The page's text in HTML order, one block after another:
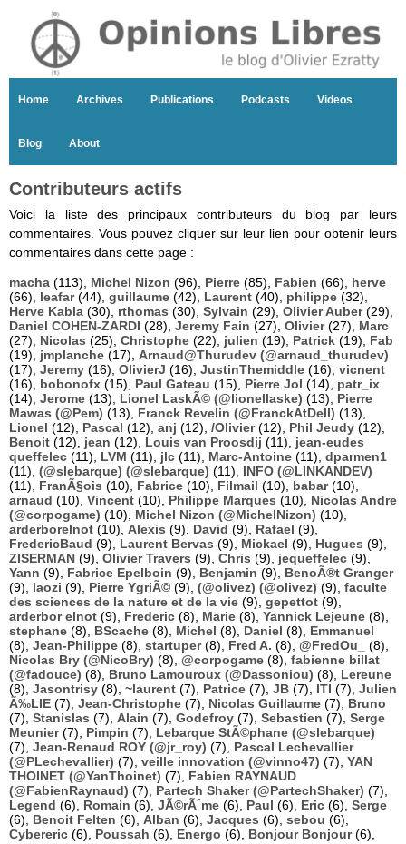
Home Archives Publications Podcasts Videos
Blog About
Contributeurs actifs
Voici la liste des principaux contributeurs du blog par leurs
commentaires. Vous pouvez cliquer sur leur lien pour obtenir leurs
commentaires dans cette page :
macha (113), Michel Nizon (96), Pierre (85), Fabien (66), herve
(66), leafar(44), guillaume (42), Laurent (40), philippe (32),
Herve Kabla (30), rthomas (30), Sylvain (29), Olivier Auber(29),
Daniel COHEN-ZARDI (28), Jeremy Fain (27), Olivier(27), Marc
(27), Nicolas (25), Christophe (22), julien (19), Patrick (19), Fab
(19), jmplanche (17), Arnaud@Thurudev (@arnaud_thurudev)
(17), Jeremy (16), OlivierJ (16), JustinThemiddle (16), vicnent
(16), bobonofx (15), Paul Gateau (15), Pierre Jol (14), patr_ix
(14), Jerome (13), Lionel LaskÃ© (@lionellaske) (13), Pierre
Mawas (@Pem) (13), Franck Revelin (@FranckAtDell) (13),
Lionel (12), Pascal (12), anj (12), /Olivier(12), Phil Jeudy (12),
Benoit (12), jean (12), Louis van Proosdij (11), jean-eudes
queffelec (11), LVM (11), jlc (11), Marc-Antoine (11), dparmen1
(11), (@slebarque) (@slebarque) (11), INFO (@LINKANDEV)
(11), FranÃ§ois (10), Fabrice (10), Filmail (10), babar(10),
arnaud (10), Vincent (10), Philippe Marques (10), Nicolas Andre
(@corpogame) (10), Michel Nizon (@MichelNizon) (10),
arderborelnot (10), Alexis (9), David (9), Rafael (9),
FredericBaud (9), Laurent Bervas (9), Mickael (9), Hugues (9),
ZISERMAN (9), Olivier Travers (9), Chris (9), jequeffelec (9),
Yann (9), Fabrice Epelboin (9), Benjamin (9), BenoÃ®t Granger
(9), laozi (9), Pierre YgriÃ© (9), (@olivez) (@olivez) (9), faculte
des sciences de la nature et de la vie (9), gepettot (9),
arderbor elnot (9), Frederic (8), Marie (8), Yannick Lejeune (8),
stephane (8), BScache (8), Michel (8), Daniel (8), Emmanuel
(8), Jean-Philippe (8), startuper(8), Fred A. (8), @FredOu_
(8),
Nicolas Bry (@NicoBry) (8), @corpogame (8), fabienne billat
(@fadouce) (8), Bruno Lamouroux (@Dassoniou) (8), Lereune
(8), Jasontrisy (8), ~laurent (7), Patrice (7), JB (7), ITI (7), Julien
Ã‰LIE (7), Jean-Christophe (7), Nicolas Guillaume (7), Bruno
(7), Stanislas (7), Alain (7), Godefroy (7), Sebastien (7), Serge
Meunier(7), Pimpin (7), Lebarque StÃ©phane (@slebarque)
(7), Jean-Renaud ROY (@jr_roy) (7), Pascal Lechevallier
(@PLechevallier) (7), veille innovation (@vinno47) (7), YAN
THOINET (@YanThoinet) (7), Fabien RAYNAUD
(@FabienRaynaud) (7), Partech Shaker (@PartechShaker) (7),
Legend (6), Romain (6), JÃ©rÃ´me (6), Paul (6), Eric (6), Serge
(6), Benoit Felten (6), Alban (6), Jacques (6), sebou (6),
Cybereric (6), Poussah (6), Energo (6), Bonjour Bonjour(6),